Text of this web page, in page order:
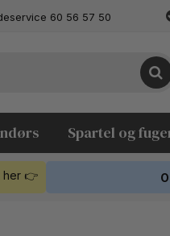
60 56 57 50
Spartel og
her 👉